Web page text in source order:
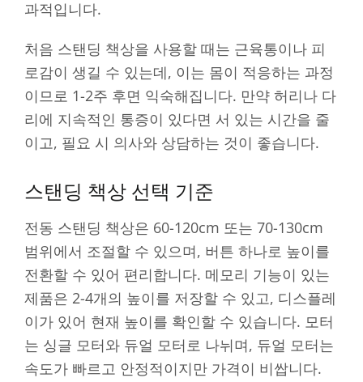
과적입니다.
처음 스탠딩 책상을 사용할 때는 근육통이나 피
로감이 생길 수 있는데, 이는 몸이 적응하는 과정
이므로 1-2주 후면 익숙해집니다. 만약 허리나 다
리에 지속적인 통증이 있다면 서 있는 시간을 줄
이고, 필요 시 의사와 상담하는 것이 좋습니다.
스탠딩 책상 선택 기준
전동 스탠딩 책상은 60-120cm 또는 70-130cm
범위에서 조절할 수 있으며, 버튼 하나로 높이를
전환할 수 있어 편리합니다. 메모리 기능이 있는
제품은 2-4개의 높이를 저장할 수 있고, 디스플레
이가 있어 현재 높이를 확인할 수 있습니다. 모터
는 싱글 모터와 듀얼 모터로 나뉘며, 듀얼 모터는
속도가 빠르고 안정적이지만 가격이 비쌉니다.